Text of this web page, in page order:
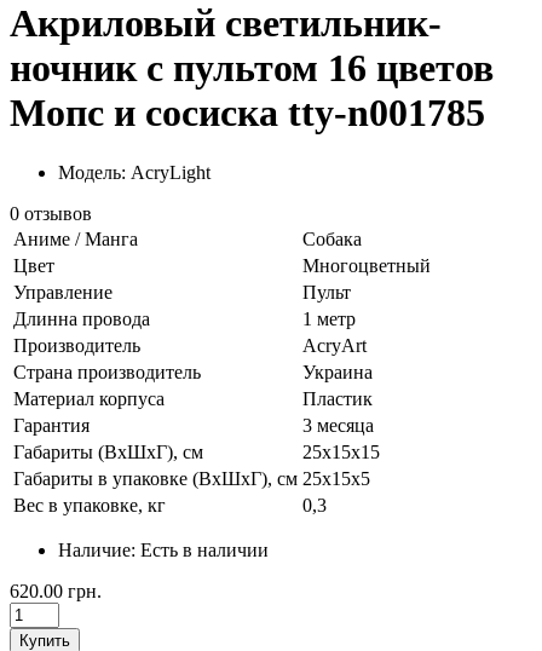
Акриловый светильник-
ночник с пультом 16 цветов
Мопс и сосиска tty-n001785
Модель: AcryLight
0 отзывов
Аниме / Манга
Собака
Цвет
Многоцветный
Управление
Пульт
Длинна провода
1 метр
Производитель
AcryArt
Страна производитель
Украина
Материал корпуса
Пластик
Гарантия
3 месяца
Габариты (ВхШхГ), см
25х15х15
Габариты в упаковке (ВхШхГ), см 25х15х5
Вес в упаковке, кг
0,3
Наличие: Есть в наличии
620.00 грн.
Купить